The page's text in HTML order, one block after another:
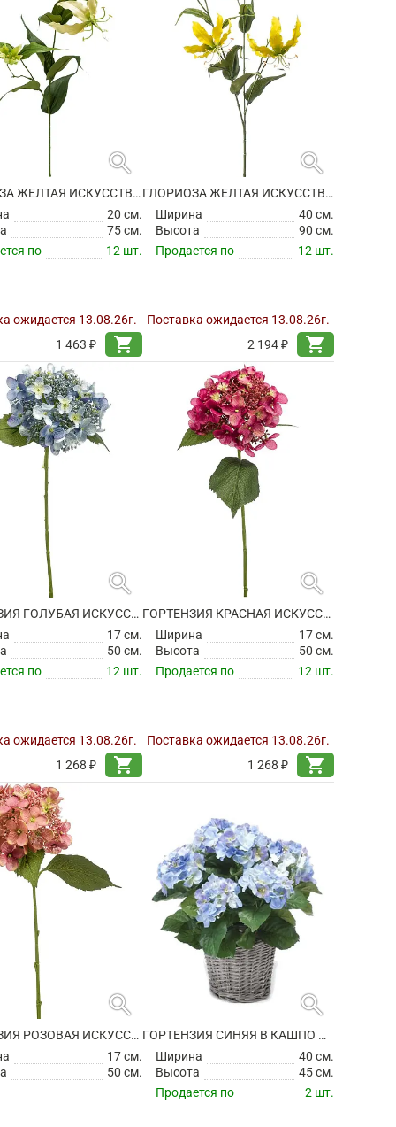
search
ГЛОРИОЗА ЖЕЛТАЯ ИСКУССТВЕННАЯ
20 см.
75 см.
по
12 шт.
ожидается 13.08.26г.
1 463 ₽
shopping_cart
search
ГЛОРИОЗА ЖЕЛТАЯ ИСКУССТВЕННАЯ
Ширина
40 см.
Высота
90 см.
Продается по
12 шт.
Поставка ожидается 13.08.26г.
2 194 ₽
shopping_cart
search
ГОРТЕНЗИЯ ГОЛУБАЯ ИСКУССТВЕННАЯ
17 см.
50 см.
по
12 шт.
ожидается 13.08.26г.
1 268 ₽
shopping_cart
search
ГОРТЕНЗИЯ КРАСНАЯ ИСКУССТВЕННАЯ
Ширина
17 см.
Высота
50 см.
Продается по
12 шт.
Поставка ожидается 13.08.26г.
1 268 ₽
shopping_cart
search
ГОРТЕНЗИЯ РОЗОВАЯ ИСКУССТВЕННАЯ
17 см.
50 см.
search
ГОРТЕНЗИЯ СИНЯЯ В КАШПО ИСКУССТВЕННАЯ
Ширина
40 см.
Высота
45 см.
Продается по
2 шт.